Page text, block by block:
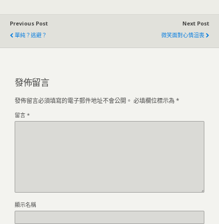
Previous Post
單純？逃避？
Next Post
微笑面對心情沮喪
發佈留言
發佈留言必須填寫的電子郵件地址不會公開。 必填欄位標示為*
留言 *
顯示名稱